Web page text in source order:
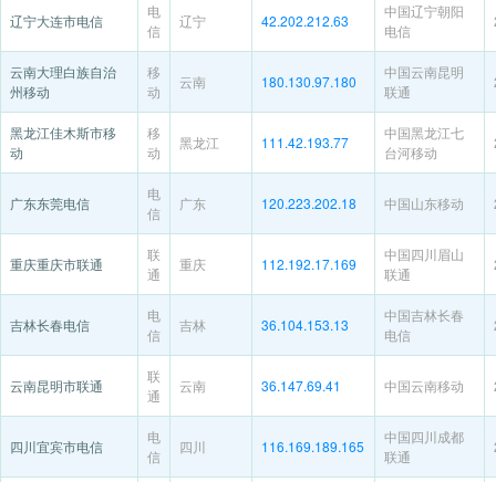
辽宁大连市电信
电
信
辽宁 42.202.212.63
中国辽宁朝阳
电信
云南大理白族自治
州移动
移
动
云南 180.130.97.180
中国云南昆明
联通
黑龙江佳木斯市移
动
移
动
黑龙江 111.42.193.77
中国黑龙江七
台河移动
广东东莞电信
电
信
广东 120.223.202.18 中国山东移动
重庆重庆市联通
联
通
重庆 112.192.17.169
中国四川眉山
联通
吉林长春电信
电
信
吉林 36.104.153.13
中国吉林长春
电信
云南昆明市联通
联
通
云南 36.147.69.41 中国云南移动
四川宜宾市电信
电
信
四川 116.169.189.165
中国四川成都
联通